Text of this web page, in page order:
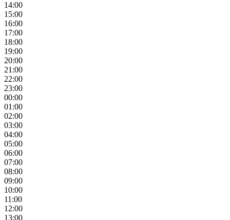
14:00
15:00
16:00
17:00
18:00
19:00
20:00
21:00
22:00
23:00
00:00
01:00
02:00
03:00
04:00
05:00
06:00
07:00
08:00
09:00
10:00
11:00
12:00
13:00